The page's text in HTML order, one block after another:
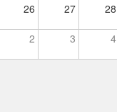
26 27 28
2 3 4